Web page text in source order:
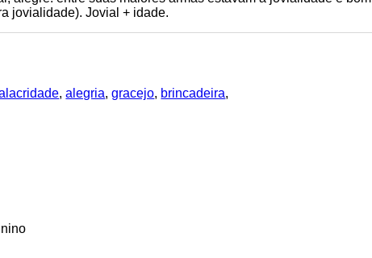
jovialidade). Jovial + idade.
,alegria,gracejo, brincadeira,